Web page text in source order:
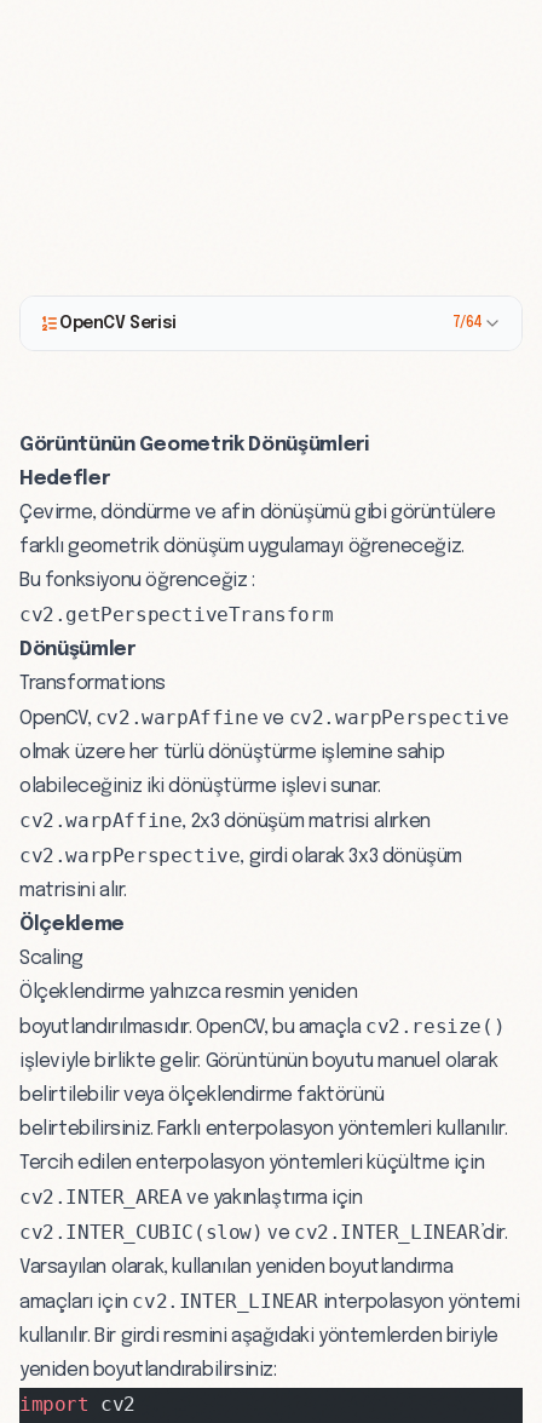
OpenCV Serisi 7/64
Görüntünün Geometrik Dönüşümleri
Hedefler
Çevirme, döndürme ve afin dönüşümü gibi görüntülere
farklı geometrik dönüşüm uygulamayı öğreneceğiz.
Bu fonksiyonu öğrenceğiz :
cv2.getPerspectiveTransform
Dönüşümler
Transformations
OpenCV, cv2.warpAffine ve cv2.warpPerspective
olmak üzere her türlü dönüştürme işlemine sahip
olabileceğiniz iki dönüştürme işlevi sunar.
cv2.warpAffine, 2x3 dönüşüm matrisi alırken
cv2.warpPerspective, girdi olarak 3x3 dönüşüm
matrisini alır.
Ölçekleme
Scaling
Ölçeklendirme yalnızca resmin yeniden
boyutlandırılmasıdır. OpenCV, bu amaçla cv2.resize()
işleviyle birlikte gelir. Görüntünün boyutu manuel olarak
belirtilebilir veya ölçeklendirme faktörünü
belirtebilirsiniz. Farklı enterpolasyon yöntemleri kullanılır.
Tercih edilen enterpolasyon yöntemleri küçültme için
cv2.INTER_AREAve yakınlaştırma için
cv2.INTER_CUBIC(slow) ve cv2.INTER_LINEAR’dir.
Varsayılan olarak, kullanılan yeniden boyutlandırma
amaçları için cv2.INTER_LINEAR interpolasyon yöntemi
kullanılır. Bir girdi resmini aşağıdaki yöntemlerden biriyle
yeniden boyutlandırabilirsiniz:
import cv2